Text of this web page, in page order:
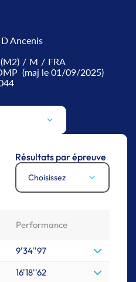
Ancenis
/ M / FRA
(maj le 01/09/2025)
Résultats par épreuve
Choisissez
Performance
9'34''97
16'18''62